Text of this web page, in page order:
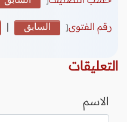
رقم الفتوى[ السابق |
التعليقات
الاسم